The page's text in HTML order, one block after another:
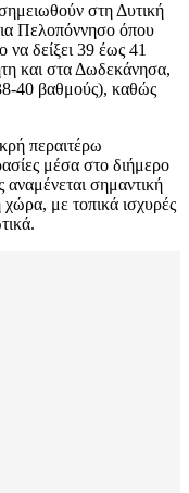
στη Δυτική
Πελοπόννησο όπου
να δείξει 39 έως 41
και στα Δωδεκάνησα,
40 βαθμούς), καθώς
περαιτέρω
μέσα στο διήμερο
σημαντική
με τοπικά ισχυρές